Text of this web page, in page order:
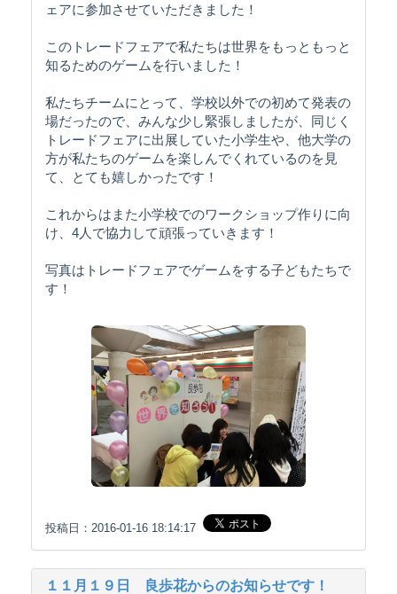
ェアに参加させていただきました！
このトレードフェアで私たちは世界をもっともっと
知るためのゲームを行いました！
私たちチームにとって、学校以外での初めて発表の
場だったので、みんな少し緊張しましたが、同じく
トレードフェアに出展していた小学生や、他大学の
方が私たちのゲームを楽しんでくれているのを見
て、とても嬉しかったです！
これからはまた小学校でのワークショップ作りに向
け、4人で協力して頑張っていきます！
写真はトレードフェアでゲームをする子どもたちで
す！
投稿日：2016-01-16 18:14:17
１１月１９日 良歩花からのお知らせです！